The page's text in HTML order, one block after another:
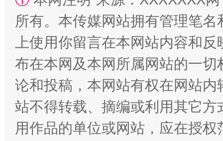
扯下公款旅游的“隐身衣” 如何以
所有。本传媒网站拥有管理笔
上使用你留言在本网站内容和
布在本网及本网所属网站的一
论和投稿，本网站有权在网站
站不得转载、摘编或利用其它
用作品的单位或网站，应在授